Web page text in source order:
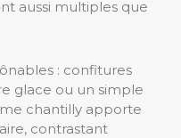
aussi multiples que
: confitures
glace ou un simple
chantilly apporte
contrastant